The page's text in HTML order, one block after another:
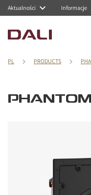
Aktualności Informacje
PL PRODUCTS